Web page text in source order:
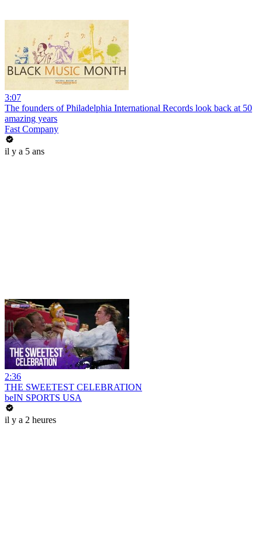
3:07
The founders of Philadelphia International Records look back at 50
amazing years
Fast Company
il y a 5 ans
2:36
THE SWEETEST CELEBRATION
beIN SPORTS USA
il y a 2 heures